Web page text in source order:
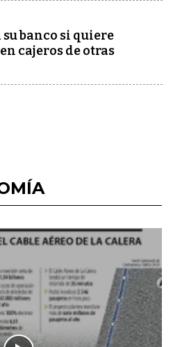
su banco si quiere
cajeros de otras